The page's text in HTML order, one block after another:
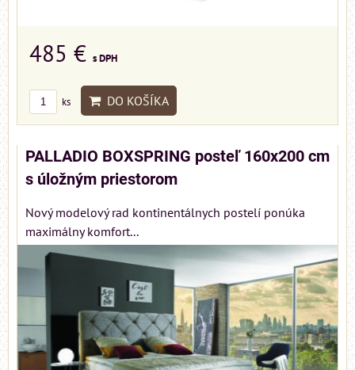
485 € s DPH
ks DO KOŠÍKA
PALLADIO BOXSPRING posteľ 160x200 cm
s úložným priestorom
Nový modelový rad kontinentálnych postelí ponúka
maximálny komfort...